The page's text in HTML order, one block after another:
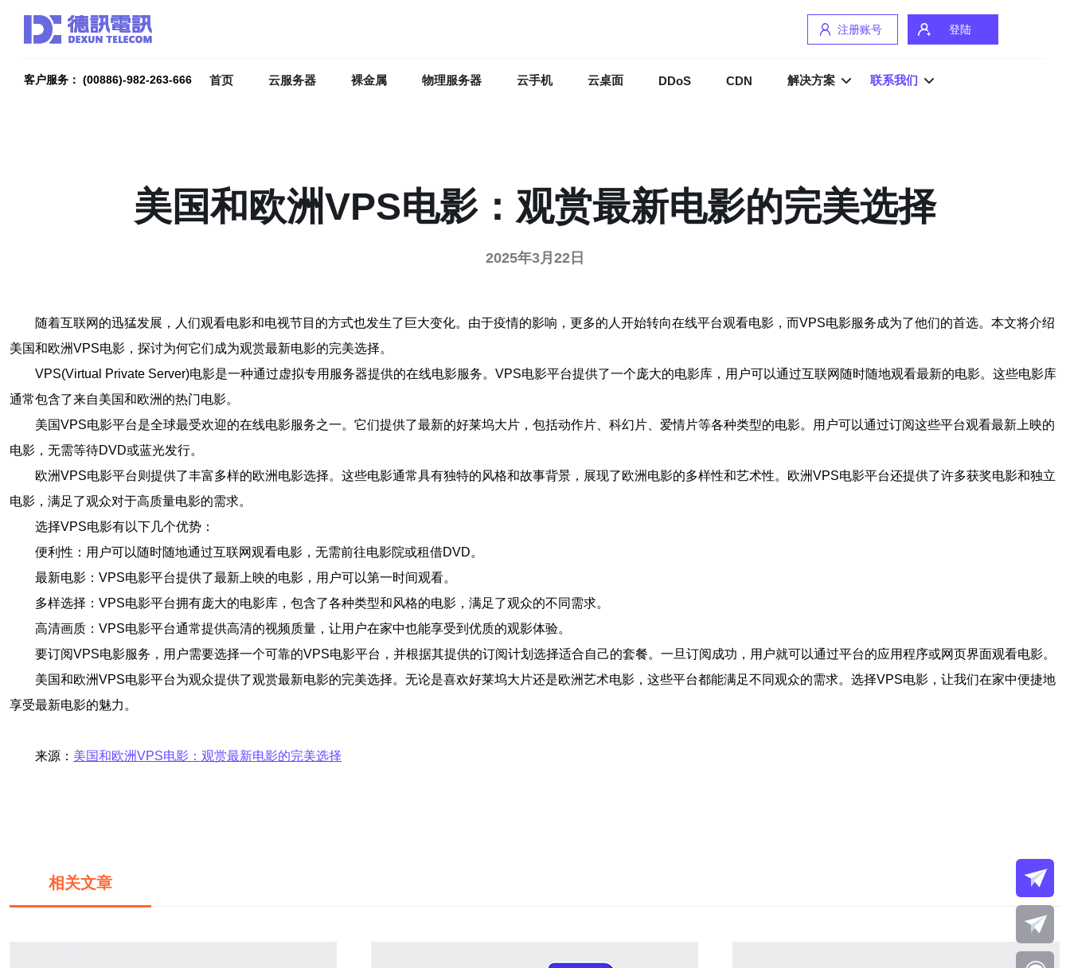
注册账号 登陆
客户服务： (00886)-982-263-666 首页 云服务器 裸金属 物理服务器 云手机 云桌面 DDoS CDN 解决方案 联系我们
美国和欧洲VPS电影：观赏最新电影的完美选择
2025年3月22日
随着互联网的迅猛发展，人们观看电影和电视节目的方式也发生了巨大变化。由于疫情的影响，更多的人开始转向在线平台观看电影，而VPS电影服务成为了他们的首选。本文将介绍
美国和欧洲VPS电影，探讨为何它们成为观赏最新电影的完美选择。
VPS(Virtual Private Server)电影是一种通过虚拟专用服务器提供的在线电影服务。VPS电影平台提供了一个庞大的电影库，用户可以通过互联网随时随地观看最新的电影。这些电影库
通常包含了来自美国和欧洲的热门电影。
美国VPS电影平台是全球最受欢迎的在线电影服务之一。它们提供了最新的好莱坞大片，包括动作片、科幻片、爱情片等各种类型的电影。用户可以通过订阅这些平台观看最新上映的
电影，无需等待DVD或蓝光发行。
欧洲VPS电影平台则提供了丰富多样的欧洲电影选择。这些电影通常具有独特的风格和故事背景，展现了欧洲电影的多样性和艺术性。欧洲VPS电影平台还提供了许多获奖电影和独立
电影，满足了观众对于高质量电影的需求。
选择VPS电影有以下几个优势：
便利性：用户可以随时随地通过互联网观看电影，无需前往电影院或租借DVD。
最新电影：VPS电影平台提供了最新上映的电影，用户可以第一时间观看。
多样选择：VPS电影平台拥有庞大的电影库，包含了各种类型和风格的电影，满足了观众的不同需求。
高清画质：VPS电影平台通常提供高清的视频质量，让用户在家中也能享受到优质的观影体验。
要订阅VPS电影服务，用户需要选择一个可靠的VPS电影平台，并根据其提供的订阅计划选择适合自己的套餐。一旦订阅成功，用户就可以通过平台的应用程序或网页界面观看电影。
美国和欧洲VPS电影平台为观众提供了观赏最新电影的完美选择。无论是喜欢好莱坞大片还是欧洲艺术电影，这些平台都能满足不同观众的需求。选择VPS电影，让我们在家中便捷地
享受最新电影的魅力。
来源： 美国和欧洲VPS电影：观赏最新电影的完美选择
相关文章